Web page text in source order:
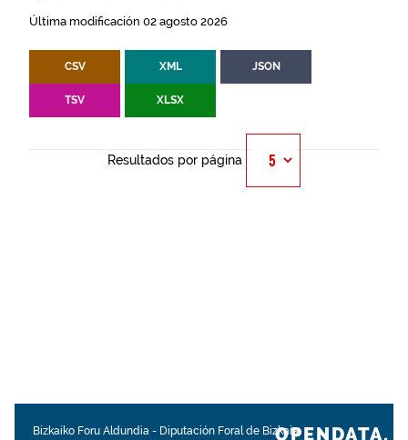
Última modificación 02 agosto 2026
CSV XML JSON
TSV XLSX
Resultados por página
Bizkaiko Foru Aldundia - Diputación Foral de BizkaiaOPENDATA.